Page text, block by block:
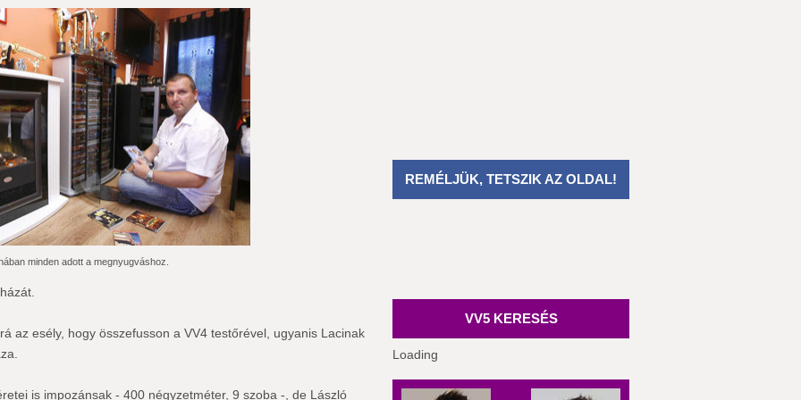
minden adott a megnyugváshoz.
az esély, hogy összefusson a VV4 testőrével, ugyanis Lacinak
is impozánsak - 400 négyzetméter, 9 szoba -, de László
REMÉLJÜK, TETSZIK AZ OLDAL!
VV5 KERESÉS
Loading